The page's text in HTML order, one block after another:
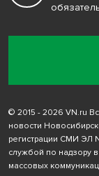
© 2015 - 2026 VN.ru
новости
регистрации СМИ ЭЛ
службой по надзору
массовых